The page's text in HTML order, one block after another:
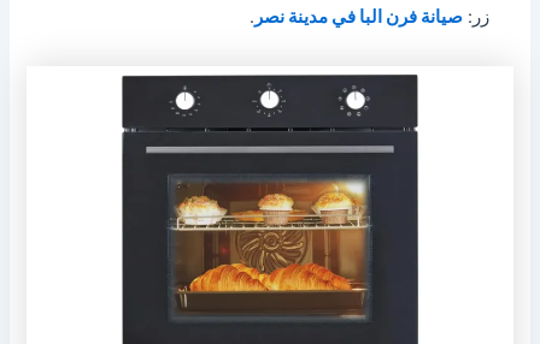
زر:صيانة فرن البا في مدينة نصر .